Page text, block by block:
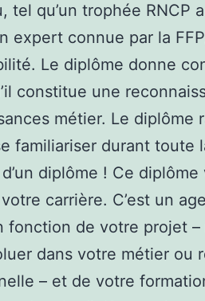
tel qu’un trophée RNCP
expert connue par la
Le diplôme donne
constitue une
métier. Le diplôme
familiariser durant toute
d’un diplôme ! Ce
carrière. C’est un
fonction de votre projet
dans votre métier ou
– et de votre